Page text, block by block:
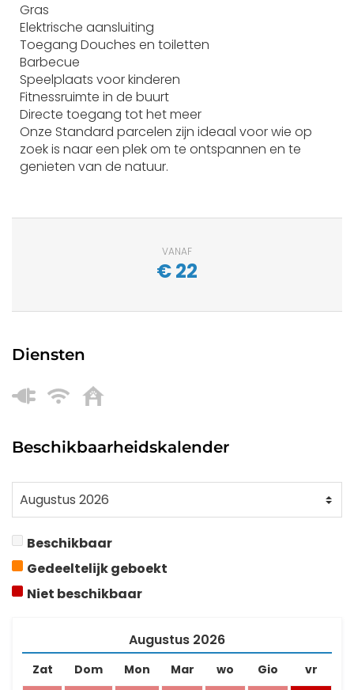
Gras
Elektrische aansluiting
Toegang Douches en toiletten
Barbecue
Speelplaats voor kinderen
Fitnessruimte in de buurt
Directe toegang tot het meer
Onze Standard parcelen zijn ideaal voor wie op
zoek is naar een plek om te ontspannen en te
genieten van de natuur.
VANAF
€22
Diensten
Beschikbaarheidskalender
Beschikbaar
Gedeeltelijk geboekt
Niet beschikbaar
Augustus 2026
Zat Dom Mon Mar wo Gio
vr